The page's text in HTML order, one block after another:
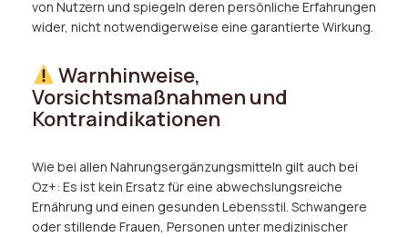
von Nutzern und spiegeln deren persönliche Erfahrungen
wider, nicht notwendigerweise eine garantierte Wirkung.
Warnhinweise,
Vorsichtsmaßnahmen und
Kontraindikationen
Wie bei allen Nahrungsergänzungsmitteln gilt auch bei
Oz+: Es ist kein Ersatz für eine abwechslungsreiche
Ernährung und einen gesunden Lebensstil. Schwangere
oder stillende Frauen, Personen unter medizinischer